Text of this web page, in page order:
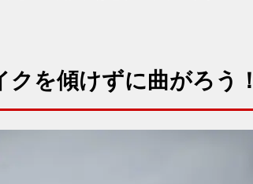
を傾けずに曲がろう！